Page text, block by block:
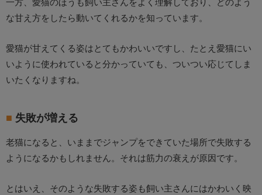
な甘え方をしたら動いてくれるかを知っています。
愛猫が甘えてくる姿はとてもかわいいですし、たとえ愛猫にい
いように使われていると分かっていても、ついつい応じてしま
いたくなりますね。
失敗が増える
老猫になると、いままでジャンプをできていた場所で失敗する
ようになるかもしれません。それは筋力の衰えが原因です。
とはいえ、そのような失敗する姿も飼い主さんにはかわいく映